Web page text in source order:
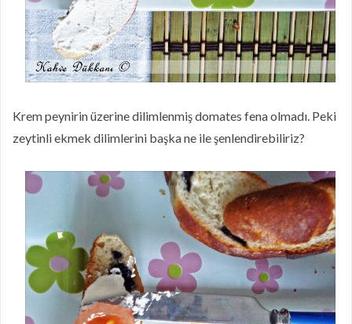
Krem peynirin üzerine dilimlenmiş domates fena olmadı. Peki
zeytinli ekmek dilimlerini başka ne ile şenlendirebiliriz?